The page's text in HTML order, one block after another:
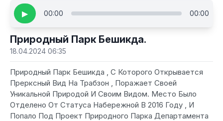
▶ 00:00 00:00
Природный Парк Бешикда.
18.04.2024 06:35
Природный Парк Бешикда , С Которого Открывается
Прерксный Вид На Трабзон , Поражает Своей
Уникальной Природой И Своим Видом. Место Было
Отделено От Статуса Набережной В 2016 Году , И
Попало Под Проект Природного Парка Дeпартамента